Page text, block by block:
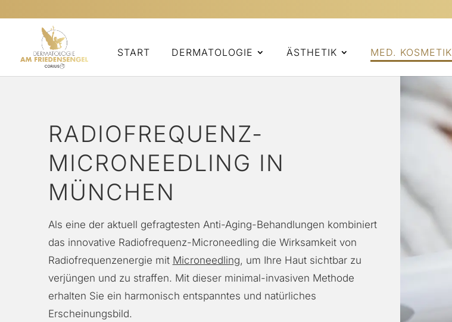
START DERMATOLOGIE ÄSTHETIK MED. KOSMETIK
RADIOFREQUENZ-
MICRONEEDLING IN
MÜNCHEN
Als eine der aktuell gefragtesten Anti-Aging-Behandlungen kombiniert
das innovative Radiofrequenz-Microneedling die Wirksamkeit von
Radiofrequenzenergie mit Microneedling, um Ihre Haut sichtbar zu
verjüngen und zu straffen. Mit dieser minimal-invasiven Methode
erhalten Sie ein harmonisch entspanntes und natürliches
Erscheinungsbild.